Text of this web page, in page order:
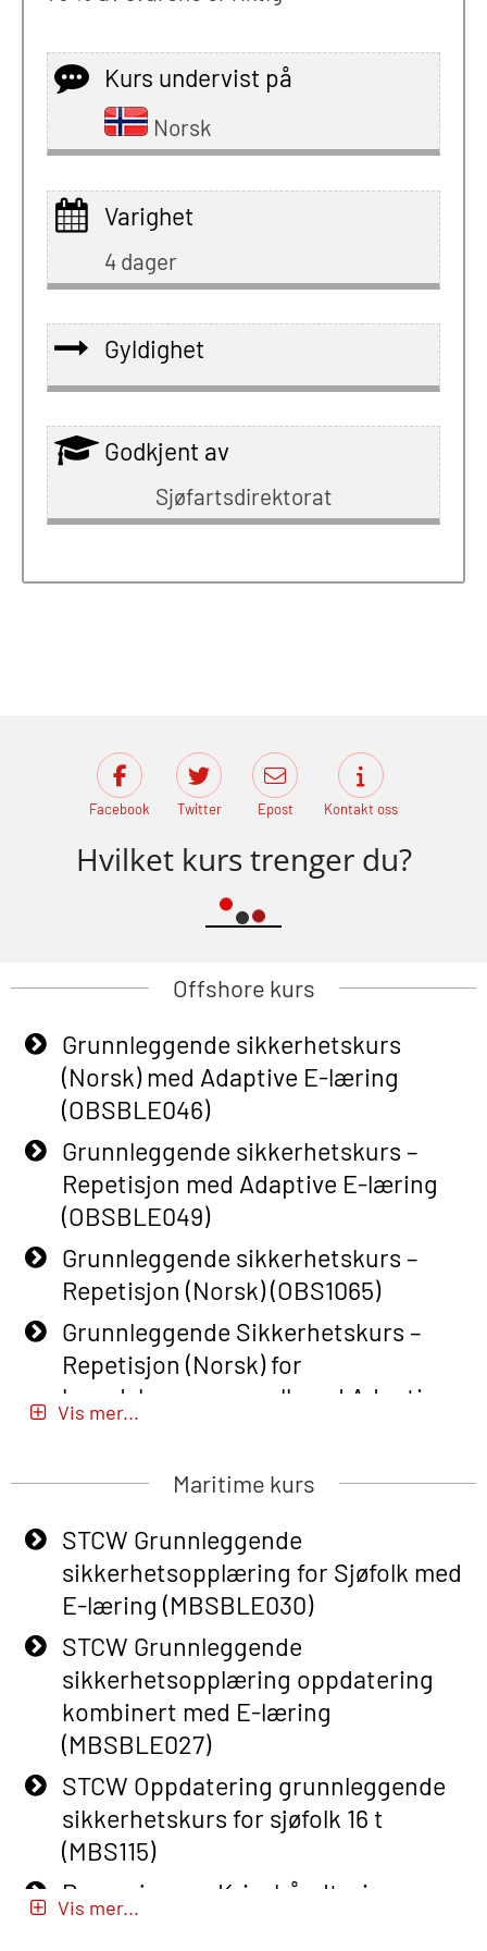
Kurs undervist på
Norsk
Varighet
4 dager
Gyldighet
Godkjent av
Sjøfartsdirektorat
Facebook Twitter Epost Kontakt oss
Hvilket kurs trenger du?
Offshore kurs
Grunnleggende sikkerhetskurs
(Norsk) med Adaptive E-læring
(OBSBLE046)
Grunnleggende sikkerhetskurs –
Repetisjon med Adaptive E-læring
(OBSBLE049)
Grunnleggende sikkerhetskurs –
Repetisjon (Norsk) (OBS1065)
Grunnleggende Sikkerhetskurs –
Repetisjon (Norsk) for
beredskapspersonell med Adaptive
E-læring (OBSBLE051)
Basic Safety Training (English) – with
Basic Safety Training – Refresher
Course (English) with E-learning
(OBSBLE048)
Basic Safety Training – Refresher
Course (English) (OBS1063)
Basic Safety Training – Refresher
Course (English) for emergency
response personnel with Adaptive E-
learning (OBSBLE050)
Helikopterevakuering inkl pustelunge
med adaptive e-læring (OSEBLE018)
Vis mer...
Maritime kurs
STCW Grunnleggende
sikkerhetsopplæring for Sjøfolk med
E-læring (MBSBLE030)
STCW Grunnleggende
sikkerhetsopplæring oppdatering
kombinert med E-læring
(MBSBLE027)
STCW Oppdatering grunnleggende
sikkerhetskurs for sjøfolk 16 t
(MBS115)
Passasjer- og Krisehåndtering
(MBSBLE020)
Vis mer...